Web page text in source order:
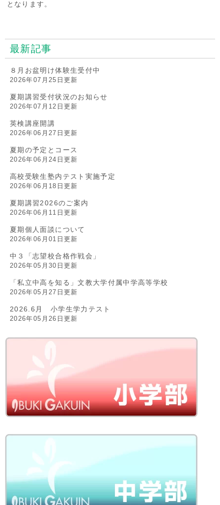
となります。
最新記事
８月お盆明け体験生受付中
2026年07月25日更新
夏期講習受付状況のお知らせ
2026年07月12日更新
英検講座開講
2026年06月27日更新
夏期の予定とコース
2026年06月24日更新
高校受験生塾内テスト実施予定
2026年06月18日更新
夏期講習2026のご案内
2026年06月11日更新
夏期個人面談について
2026年06月01日更新
中３「志望校合格作戦会」
2026年05月30日更新
「私立中高を知る」文教大学付属中学高等学校
2026年05月27日更新
2026.6月 小学生学力テスト
2026年05月26日更新